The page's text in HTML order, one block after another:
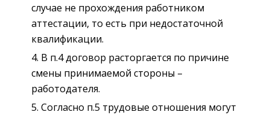
случае не прохождения работником
аттестации, то есть при недостаточной
квалификации.
В п.4 договор расторгается по причине
смены принимаемой стороны –
работодателя.
Согласно п.5 трудовые отношения могут